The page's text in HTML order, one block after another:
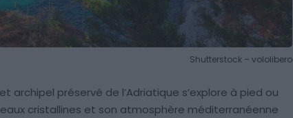
Shutterstock – vololibero
archipel préservé de l’Adriatique s’explore à pied ou
cristallines et son atmosphère méditerranéenne